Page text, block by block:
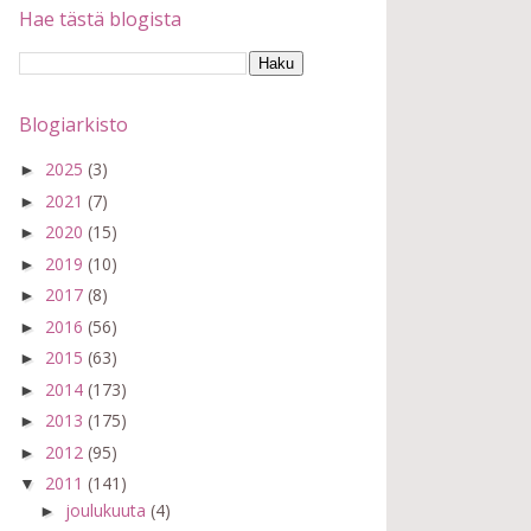
Hae tästä blogista
Blogiarkisto
► 2025 (3)
► 2021 (7)
► 2020 (15)
► 2019 (10)
► 2017 (8)
► 2016 (56)
► 2015 (63)
► 2014 (173)
► 2013 (175)
► 2012 (95)
▼ 2011 (141)
► joulukuuta (4)